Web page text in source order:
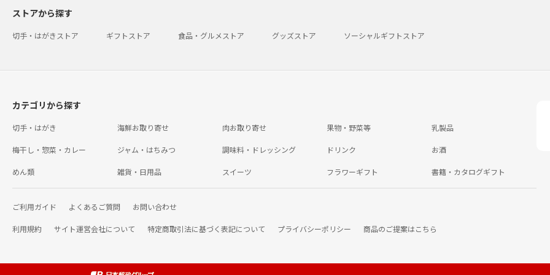
ストアから探す
切手・はがきストア ギフトストア 食品・グルメストア グッズストア ソーシャルギフトストア
カテゴリから探す
切手・はがき 海鮮お取り寄せ 肉お取り寄せ 果物・野菜等 乳製品
梅干し・惣菜・カレー ジャム・はちみつ 調味料・ドレッシング ドリンク お酒
めん類 雑貨・日用品 スイーツ フラワーギフト 書籍・カタログギフト
ご利用ガイド よくあるご質問 お問い合わせ
利用規約 サイト運営会社について 特定商取引法に基づく表記について プライバシーポリシー 商品のご提案はこちら